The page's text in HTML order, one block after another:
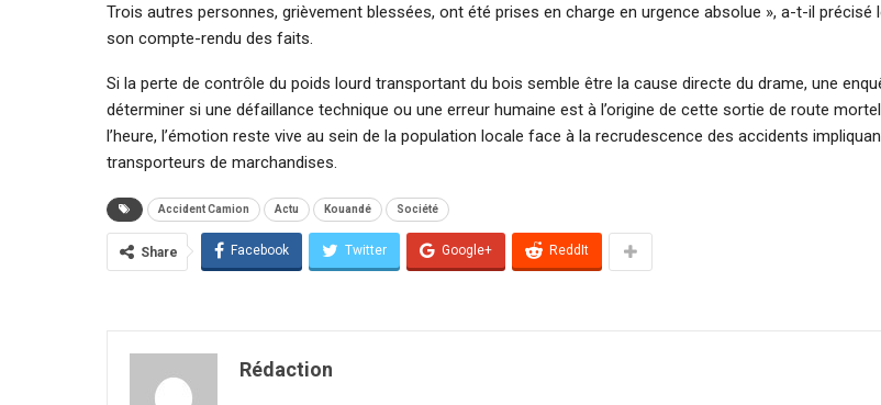
Trois autres personnes, grièvement blessées, ont été prises en charge en urgence absolue », a-t-il précisé
son compte-rendu des faits.
Si la perte de contrôle du poids lourd transportant du bois semble être la cause directe du drame, une
déterminer si une défaillance technique ou une erreur humaine est à l’origine de cette sortie de route
l’heure, l’émotion reste vive au sein de la population locale face à la recrudescence des accidents
transporteurs de marchandises.
Accident Camion Actu Kouandé Société
Share Facebook Twitter Google+ ReddIt
Rédaction